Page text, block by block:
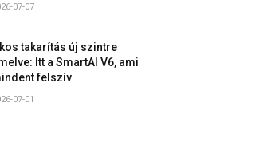
07-07
takarítás új szintre
Itt a SmartAI V6, ami
felszív
07-01